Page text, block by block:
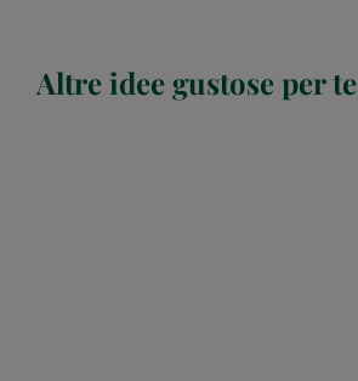
Altre idee gustose per te